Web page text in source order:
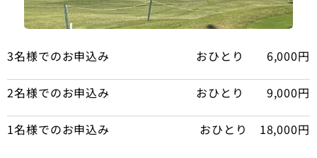
3名様でのお申込み おひとり 6,000円
2名様でのお申込み おひとり 9,000円
1名様でのお申込み おひとり 18,000円